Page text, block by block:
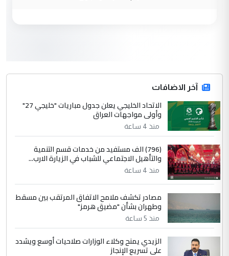
جنسية الرافد الثالث للعراق ومن اصول عريقة
ابا فرات ...
الموضوع :
الجواهري يرد على صدام حسين سل
مضجعيك يابن الزنا (نص كامل)
سردار
التعليق : واحد من عصابة علي ماما يسقط
جنسية الرافد الثالث للعراق ومن اصول عريقة
ابا فرات ...
الجواهري يرد على صدام حسين سل
مضجعيك يابن الزنا (نص كامل)
5 حيدر عاشور
آخر الاضافات
الاتحاد الخليجي يعلن جدول مباريات "خليجي 27"
وأولى مواجهات العراق
منذ 4 ساعة
(796) الف مستفيد من خدمات قسم التنمية
والتأهيل الاجتماعي للشباب في الزيارة الارب...
منذ 4 ساعة
مصادر تكشف ملامح الاتفاق المرتقب بين مسقط
وطهران بشأن "مضيق هرمز"
منذ 5 ساعة
الزيدي يمنح وكلاء الوزارات صلاحيات أوسع ويشدد
على تسريع الإنجاز